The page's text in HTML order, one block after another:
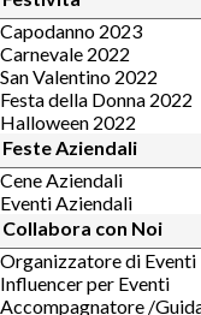
Capodanno 2023
Carnevale 2022
San Valentino 2022
Festa della Donna 2022
Halloween 2022
Feste Aziendali
Cene Aziendali
Eventi Aziendali
Collabora con Noi
Organizzatore di Eventi
Influencer per Eventi
Accompagnatore /